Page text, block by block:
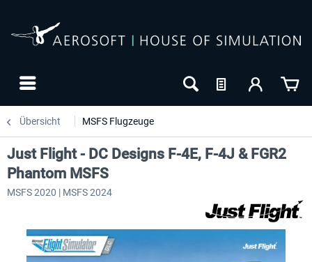
Übersicht MSFS Flugzeuge
Just Flight - DC Designs F-4E, F-4J & FGR2
Phantom MSFS
MSFS 2020 | MSFS 2024